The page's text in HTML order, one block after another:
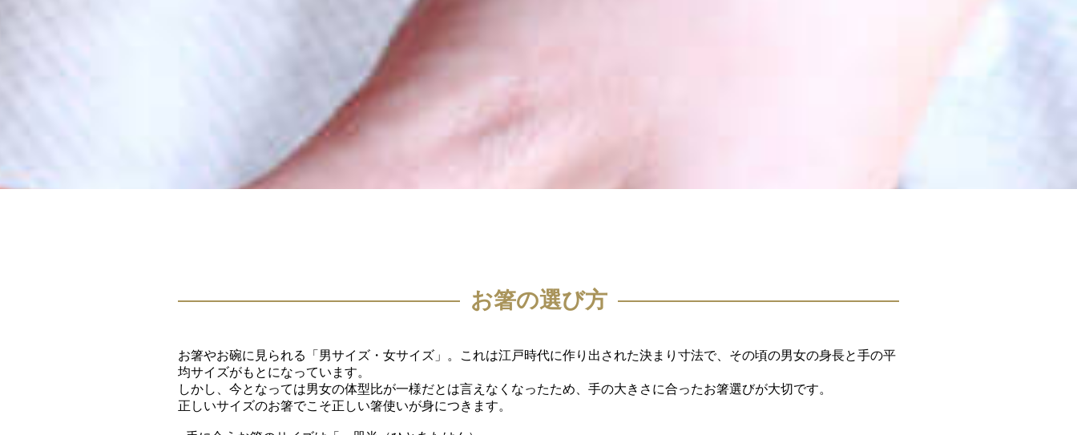
お箸の選び方
お箸やお碗に見られる「男サイズ・女サイズ」。これは江戸時代に作り出された決まり寸法で、その頃の男女の身長と手の平
均サイズがもとになっています。
しかし、今となっては男女の体型比が一様だとは言えなくなったため、手の大きさに合ったお箸選びが大切です。
正しいサイズのお箸でこそ正しい箸使いが身につきます。